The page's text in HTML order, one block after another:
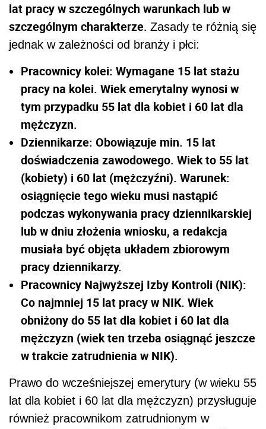
lat pracy w szczególnych warunkach lub w
szczególnym charakterze. Zasady te różnią się
jednak w zależności od branży i płci:
Pracownicy kolei: Wymagane 15 lat stażu
pracy na kolei. Wiek emerytalny wynosi w
tym przypadku 55 lat dla kobiet i 60 lat dla
mężczyzn.
Dziennikarze: Obowiązuje min. 15 lat
doświadczenia zawodowego. Wiek to 55 lat
(kobiety) i 60 lat (mężczyźni). Warunek:
osiągnięcie tego wieku musi nastąpić
podczas wykonywania pracy dziennikarskiej
lub w dniu złożenia wniosku, a redakcja
musiała być objęta układem zbiorowym
pracy dziennikarzy.
Pracownicy Najwyższej Izby Kontroli (NIK):
Co najmniej 15 lat pracy w NIK. Wiek
obniżony do 55 lat dla kobiet i 60 lat dla
mężczyzn (wiek ten trzeba osiągnąć jeszcze
w trakcie zatrudnienia w NIK).
Prawo do wcześniejszej emerytury (w wieku 55
lat dla kobiet i 60 lat dla mężczyzn) przysługuje
również pracownikom zatrudnionym w